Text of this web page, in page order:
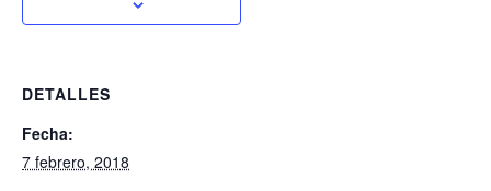
DETALLES
Fecha:
7 febrero, 2018